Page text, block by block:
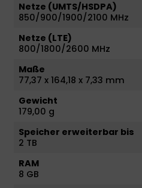
Netze (UMTS/HSDPA)
850/900/1900/2100 MHz
Netze (LTE)
800/1800/2600 MHz
Maße
77,37 x 164,18 x 7,33 mm
Gewicht
179,00 g
Speicher erweiterbar bis
2 TB
RAM
8 GB